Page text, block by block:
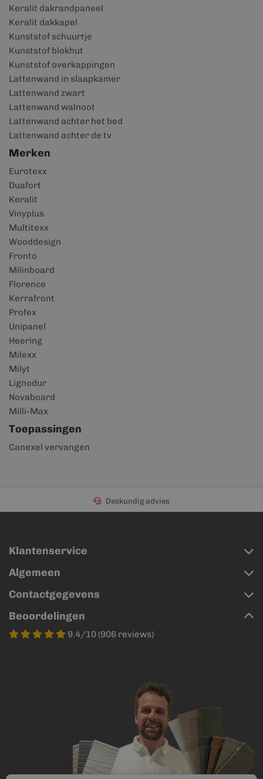
Keralit dakrandpaneel
Keralit dakkapel
Kunststof schuurtje
Kunststof blokhut
Kunststof overkappingen
Lattenwand in slaapkamer
Lattenwand zwart
Lattenwand walnoot
Lattenwand achter het bed
Lattenwand achter de tv
Merken
Eurotexx
Duafort
Keralit
Vinyplus
Multitexx
Wooddesign
Fronto
Milinboard
Florence
Kerrafront
Profex
Unipanel
Heering
Milexx
Milyt
Lignodur
Novaboard
Milli-Max
Toepassingen
Canexel vervangen
Deskundig advies
Klantenservice
Algemeen
Contactgegevens
Beoordelingen
9.4/10 (906 reviews)